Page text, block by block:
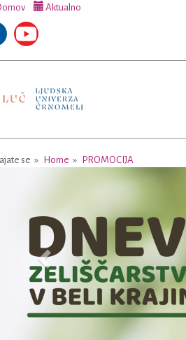
Aktualno
se Home PROMOCIJA